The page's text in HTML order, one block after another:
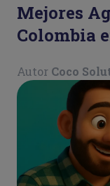
Mejores
Colombia
Autor Coco